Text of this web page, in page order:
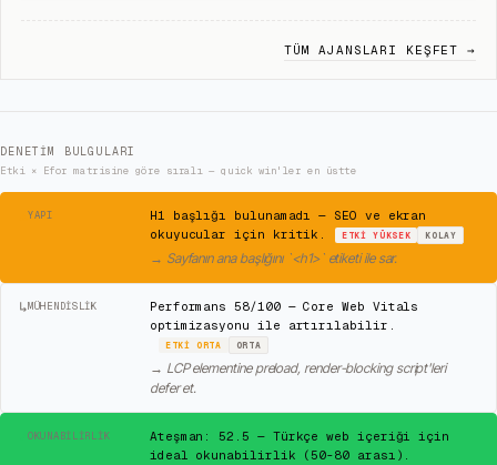
TÜM AJANSLARI KEŞFET →
DENETIM BULGULARI
Etki × Efor matrisine göre sıralı — quick win'ler en üstte
YAPI
H1 başlığı bulunamadı — SEO ve ekran
okuyucular için kritik.
ETKIYÜKSEK KOLAY
→ Sayfanın ana başlığını `<h1>` etiketi ile sar.
↳MÜHENDISLIK
Performans 58/100 — Core Web Vitals
optimizasyonu ile artırılabilir.
ETKIORTA ORTA
→ LCP elementine preload, render-blocking script'leri
defer et.
OKUNABILIRLIK
Ateşman: 52.5 — Türkçe web içeriği için
ideal okunabilirlik (50-80 arası).